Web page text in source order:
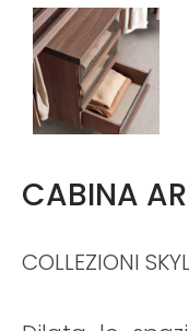
CABINA
COLLEZIONI